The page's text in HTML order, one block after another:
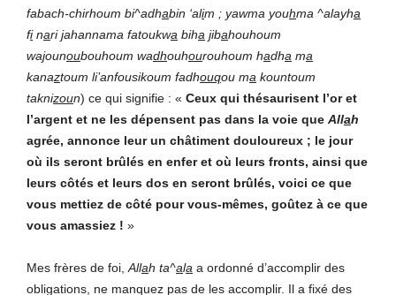
fabach-chirhoum bi^adhabin ‘alim ; yawma youhma ^alayha
finarijahannama fatoukwa biha jibahouhoum
wajounoubouhoum wadhouhourouhoum hadha ma
kanaztoum li’anfousikoum fadhouqou ma kountoum
taknizoun) ce qui signifie : « Ceux qui thésaurisent l’or et
l’argent et ne les dépensent pas dans la voie que Allah
agrée, annonce leur un châtiment douloureux ; le jour
où ils seront brûlés en enfer et où leurs fronts, ainsi que
leurs côtés et leurs dos en seront brûlés, voici ce que
vous mettiez de côté pour vous-mêmes, goûtez à ce que
vous amassiez ! »
Mes frères de foi, Allah ta^ala a ordonné d’accomplir des
obligations, ne manquez pas de les accomplir. Il a fixé des